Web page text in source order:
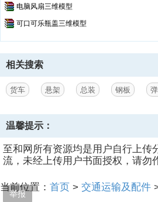
举报
电脑风扇三维模型
可口可乐瓶盖三维模型
相关搜索
货车 悬架 总装 钢板
温馨提示：
至和网所有资源均是用户自行上传
流，未经上传用户书面授权，请勿
当前位置： 首页 > 交通运输及配件